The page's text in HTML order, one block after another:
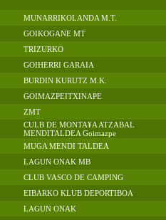
MUNARRIKOLANDA M.T.
GOIKOGANE MT
TRIZURKO
GOIHERRI GARAIA
BURDIN KURUTZ M.K.
GOIMAZPEITXINAPE
ZMT
CULB DE MONTA¥A ATZABAL
MENDITALDEA Goimazpe
MUGA MENDI TALDEA
LAGUN ONAK MB
CLUB VASCO DE CAMPING
EIBARKO KLUB DEPORTIBOA
LAGUN ONAK